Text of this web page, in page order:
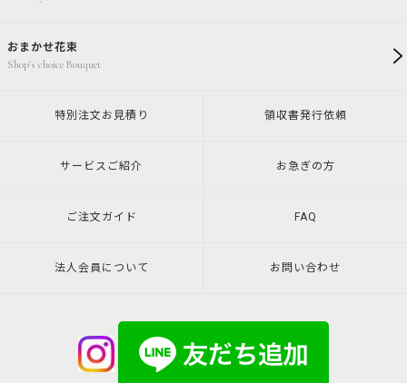
おまかせ花束
Shop's choice Bouquet
特別注文 お見積り 領収書発行依頼
サービスご紹介 お急ぎの方
ご注文ガイド FAQ
法人会員について お問い合わせ